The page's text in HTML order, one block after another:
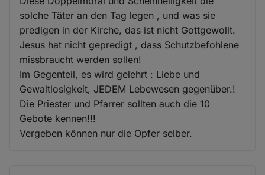
solche Täter an den Tag legen , und was sie
predigen in der Kirche, das ist nicht Gottgewollt.
Jesus hat nicht gepredigt , dass Schutzbefohlene
missbraucht werden sollen!
Im Gegenteil, es wird gelehrt : Liebe und
Gewaltlosigkeit, JEDEM Lebewesen gegenüber.!
Die Priester und Pfarrer sollten auch die 10
Gebote kennen!!!
Vergeben können nur die Opfer selber.